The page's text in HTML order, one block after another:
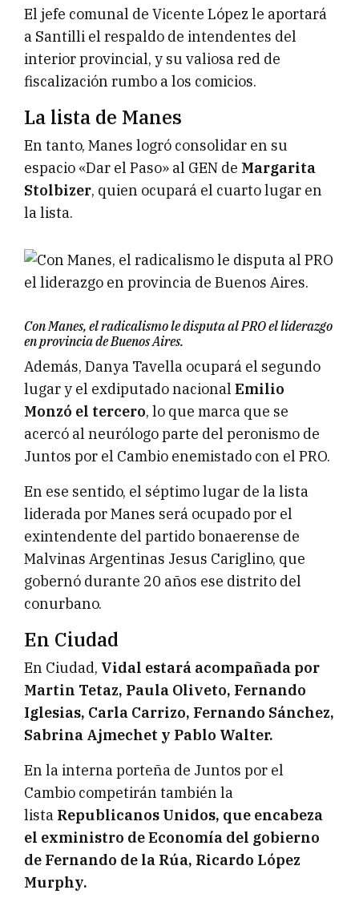
El jefe comunal de Vicente López le aportará
a Santilli el respaldo de intendentes del
interior provincial, y su valiosa red de
fiscalización rumbo a los comicios.
La lista de Manes
En tanto, Manes logró consolidar en su
espacio «Dar el Paso» al GEN de Margarita
Stolbizer, quien ocupará el cuarto lugar en
la lista.
Con Manes, el radicalismo le disputa al PRO el liderazgo
en provincia de Buenos Aires.
Además, Danya Tavella ocupará el segundo
lugar y el exdiputado nacional Emilio
Monzó el tercero, lo que marca que se
acercó al neurólogo parte del peronismo de
Juntos por el Cambio enemistado con el PRO.
En ese sentido, el séptimo lugar de la lista
liderada por Manes será ocupado por el
exintendente del partido bonaerense de
Malvinas Argentinas Jesus Cariglino, que
gobernó durante 20 años ese distrito del
conurbano.
En Ciudad
En Ciudad, Vidal estará acompañada por
Martin Tetaz, Paula Oliveto, Fernando
Iglesias, Carla Carrizo, Fernando Sánchez,
Sabrina Ajmechet y Pablo Walter.
En la interna porteña de Juntos por el
Cambio competirán también la
lista Republicanos Unidos, que encabeza
el exministro de Economía del gobierno
de Fernando de la Rúa, Ricardo López
Murphy.